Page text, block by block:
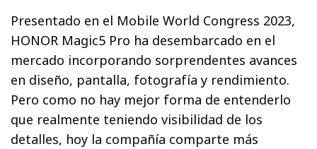
Presentado en el Mobile World Congress 2023,
HONOR Magic5 Pro ha desembarcado en el
mercado incorporando sorprendentes avances
en diseño, pantalla, fotografía y rendimiento.
Pero como no hay mejor forma de entenderlo
que realmente teniendo visibilidad de los
detalles, hoy la compañía comparte más